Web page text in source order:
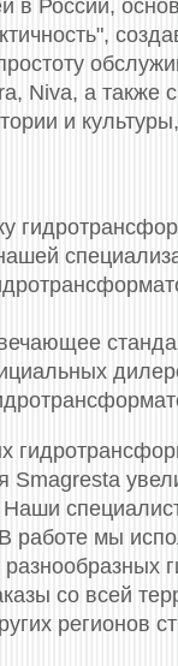
в России,
Niva, а
и
Smagresta
работе мы
со всей
регионов